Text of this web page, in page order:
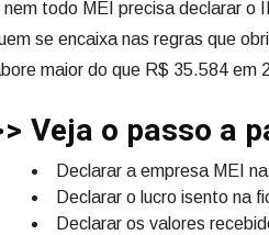
nem todo MEI precisa declarar o
se encaixa nas regras que
maior do que R$ 35.584 em
Veja o passo a
Declarar a empresa MEI
Declarar o lucro isento na
Declarar os valores